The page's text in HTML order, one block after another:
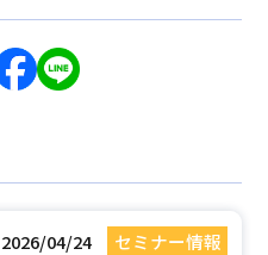
2026/04/24
セミナー情報